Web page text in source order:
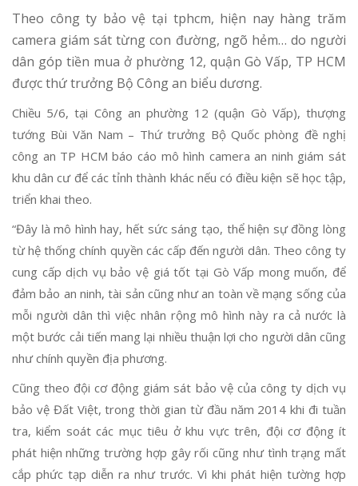
Theo công ty bảo vệ tại tphcm, hiện nay hàng trăm
camera giám sát từng con đường, ngõ hẻm… do người
dân góp tiền mua ở phường 12, quận Gò Vấp, TP HCM
được thứ trưởng Bộ Công an biểu dương.
Chiều 5/6, tại Công an phường 12 (quận Gò Vấp), thượng
tướng Bùi Văn Nam – Thứ trưởng Bộ Quốc phòng đề nghị
công an TP HCM báo cáo mô hình camera an ninh giám sát
khu dân cư để các tỉnh thành khác nếu có điều kiện sẽ học tập,
triển khai theo.
“Đây là mô hình hay, hết sức sáng tạo, thể hiện sự đồng lòng
từ hệ thống chính quyền các cấp đến người dân. Theo công ty
cung cấp dịch vụ bảo vệ giá tốt tại Gò Vấp mong muốn, để
đảm bảo an ninh, tài sản cũng như an toàn về mạng sống của
mỗi người dân thì việc nhân rộng mô hình này ra cả nước là
một bước cải tiến mang lại nhiều thuận lợi cho người dân cũng
như chính quyền địa phương.
Cũng theo đội cơ động giám sát bảo vệ của công ty dịch vụ
bảo vệ Đất Việt, trong thời gian từ đầu năm 2014 khi đi tuần
tra, kiểm soát các mục tiêu ở khu vực trên, đội cơ động ít
phát hiện những trường hợp gây rối cũng như tình trạng mất
cắp phức tạp diễn ra như trước. Vì khi phát hiện tường hợp